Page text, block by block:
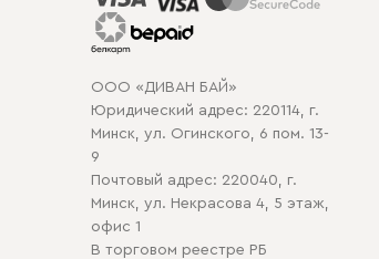
ООО «ДИВАН БАЙ»
Юридический адрес: 220114, г.
Минск, ул. Огинского, 6 пом. 13-
9
Почтовый адрес: 220040, г.
Минск, ул. Некрасова 4, 5 этаж,
офис 1
В торговом реестре РБ